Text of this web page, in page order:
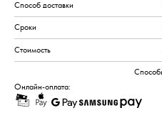
Онлайн-оплата: